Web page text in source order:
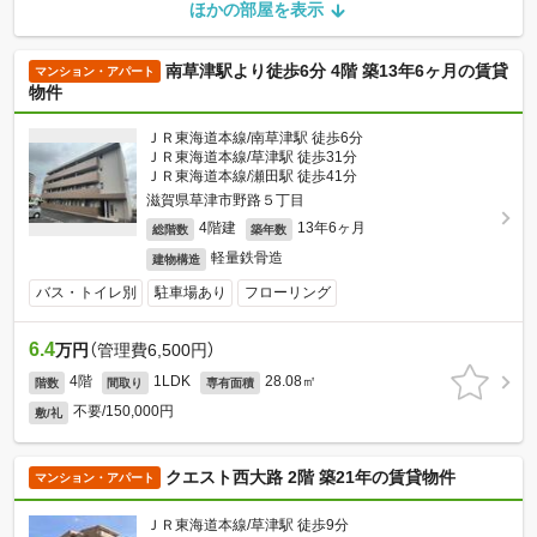
ほかの部屋を表示
マンション・アパート
南草津駅より徒歩6分 4階 築13年6ヶ月の賃貸
物件
ＪＲ東海道本線/南草津駅 徒歩6分
ＪＲ東海道本線/草津駅 徒歩31分
ＪＲ東海道本線/瀬田駅 徒歩41分
滋賀県草津市野路５丁目
総階数 4階建 築年数 13年6ヶ月
建物構造 軽量鉄骨造
バス・トイレ別 駐車場あり フローリング
6.4万円 （管理費6,500円）
階数 4階 間取り 1LDK 専有面積 28.08㎡
敷/礼 不要/150,000円
マンション・アパート クエスト西大路 2階 築21年の賃貸物件
ＪＲ東海道本線/草津駅 徒歩9分